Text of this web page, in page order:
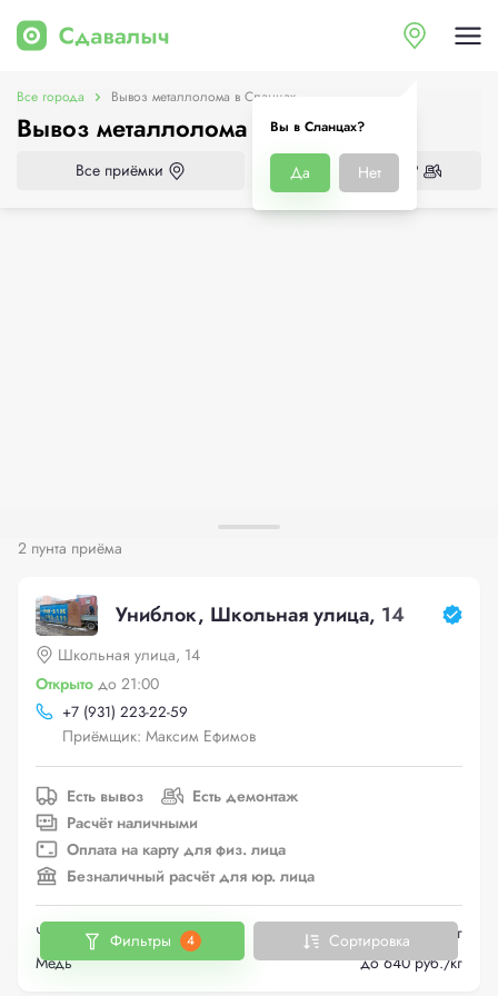
Вы в Сланцах?
Да Нет
Все города Вывоз металлолома в Сланцах
Вывоз металлолома в Сланцах
Все приёмки Нужен демонтаж?
2 пунта приёма
Униблок, Школьная улица, 14
Школьная улица, 14
Открыто до 21:00
+7 (931) 223-22-59
Приёмщик: Максим Ефимов
Есть вывоз
Есть демонтаж
Расчёт наличными
Оплата на карту для физ. лица
Безналичный расчёт для юр. лица
Черный металлолом
до 22.6 руб./кг
Медь
до 640 руб./кг
Фильтры 4 Сортировка